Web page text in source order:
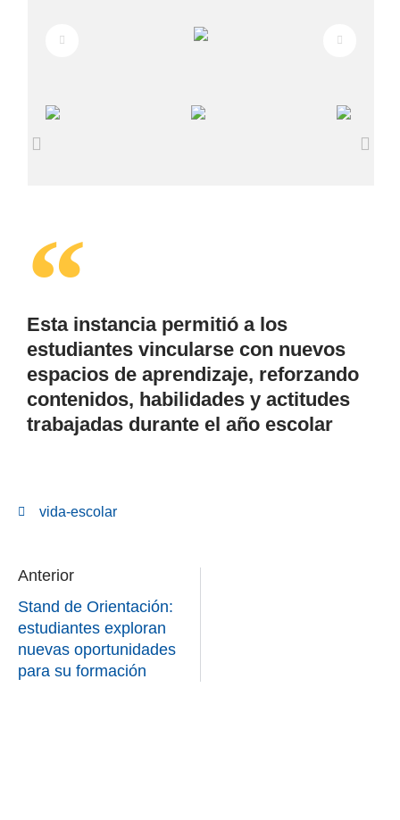
Esta instancia permitió a los
estudiantes vincularse con nuevos
espacios de aprendizaje, reforzando
contenidos, habilidades y actitudes
trabajadas durante el año escolar
vida-escolar
Anterior
Stand de Orientación:
estudiantes exploran
nuevas oportunidades
para su formación